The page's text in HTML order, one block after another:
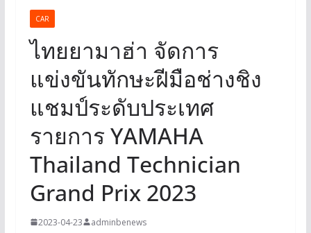
CAR
ไทยยามาฮ่า จัดการ
แข่งขันทักษะฝีมือช่างชิง
แชมป์ระดับประเทศ
รายการ YAMAHA
Thailand Technician
Grand Prix 2023
2023-04-23 adminbenews